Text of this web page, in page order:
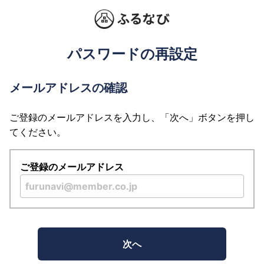
パスワードの再設定
メールアドレスの確認
ご登録のメールアドレスを入力し、「次へ」ボタンを押し
てください。
ご登録のメールアドレス